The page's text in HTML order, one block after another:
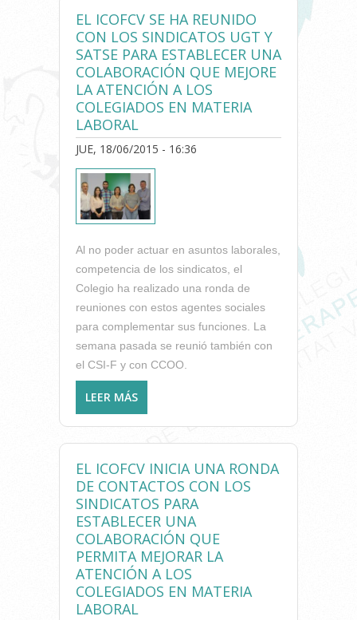
EL ICOFCV SE HA REUNIDO
CON LOS SINDICATOS UGT Y
SATSE PARA ESTABLECER UNA
COLABORACIÓN QUE MEJORE
LA ATENCIÓN A LOS
COLEGIADOS EN MATERIA
LABORAL
JUE, 18/06/2015 - 16:36
Al no poder actuar en asuntos laborales,
competencia de los sindicatos, el
Colegio ha realizado una ronda de
reuniones con estos agentes sociales
para complementar sus funciones. La
semana pasada se reunió también con
el CSI-F y con CCOO.
LEER MÁS
REUNIDO CON LOS
SINDICATOS UGT Y SATSE
COLABORACIÓN QUE MEJORE
LA ATENCIÓN A LOS
COLEGIADOS EN MATERIA
LABORAL
EL ICOFCV INICIA UNA RONDA
DE CONTACTOS CON LOS
SINDICATOS PARA
ESTABLECER UNA
COLABORACIÓN QUE
PERMITA MEJORAR LA
ATENCIÓN A LOS
COLEGIADOS EN MATERIA
LABORAL